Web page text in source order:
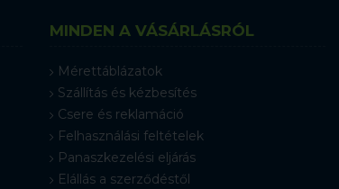
MINDEN A VÁSÁRLÁSRÓL
Mérettáblázatok
Szállítás és kézbesítés
Csere és reklamáció
Felhasználási feltételek
Panaszkezelési eljárás
Elállás a szerződéstől